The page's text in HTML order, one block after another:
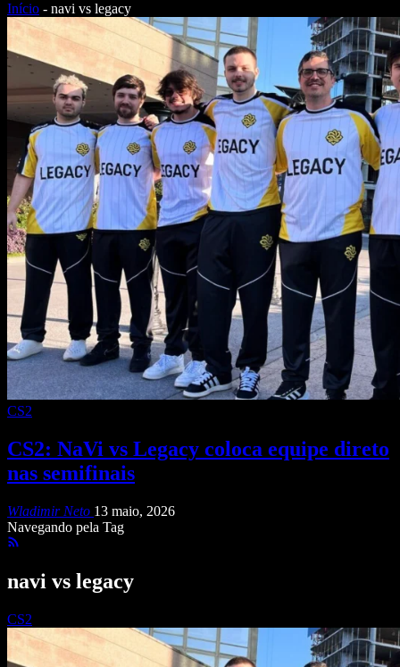
Início - navi vs legacy
CS2
CS2: NaVi vs Legacy coloca equipe direto
nas semifinais
Wladimir Neto 13 maio, 2026
Navegando pela Tag
navi vs legacy
CS2